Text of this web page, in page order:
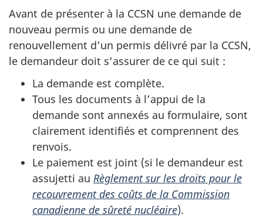
Avant de présenter à la CCSN une demande de
nouveau permis ou une demande de
renouvellement d’un permis délivré par la CCSN,
le demandeur doit s’assurer de ce qui suit :
La demande est complète.
Tous les documents à l’appui de la
demande sont annexés au formulaire, sont
clairement identifiés et comprennent des
renvois.
Le paiement est joint (si le demandeur est
assujetti au Règlement sur les droits pour le
recouvrement des coûts de la Commission
canadienne de sûreté nucléaire).